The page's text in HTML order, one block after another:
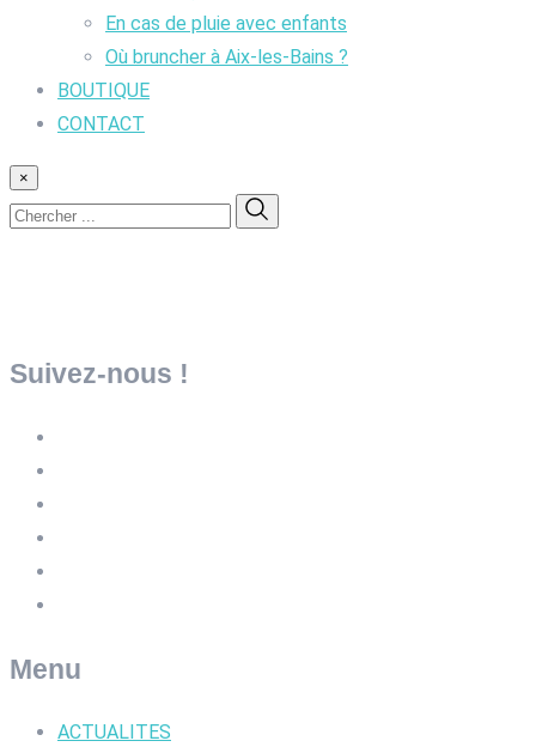
En cas de pluie avec enfants
Où bruncher à Aix-les-Bains ?
BOUTIQUE
CONTACT
×
Suivez-nous !
Menu
ACTUALITES